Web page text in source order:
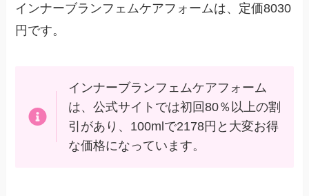
インナーブランフェムケアフォームは、定価8030
円です。
インナーブランフェムケアフォーム
は、公式サイトでは初回80％以上の割
引があり、100mlで2178円と大変お得
な価格になっています。